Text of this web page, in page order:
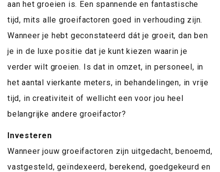
aan het groeien is. Een spannende en fantastische
tijd, mits alle groeifactoren goed in verhouding zijn.
Wanneer je hebt geconstateerd dát je groeit, dan ben
je in de luxe positie dat je kunt kiezen waarin je
verder wilt groeien. Is dat in omzet, in personeel, in
het aantal vierkante meters, in behandelingen, in vrije
tijd, in creativiteit of wellicht een voor jou heel
belangrijke andere groeifactor?
Investeren
Wanneer jouw groeifactoren zijn uitgedacht, benoemd,
vastgesteld, geïndexeerd, berekend, goedgekeurd en